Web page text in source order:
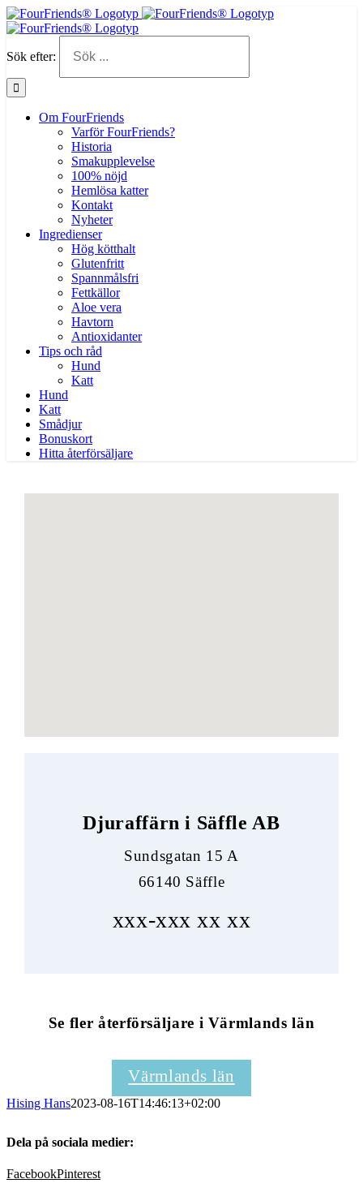
Sök efter:
Om FourFriends
Varför FourFriends?
Historia
Smakupplevelse
100% nöjd
Hemlösa katter
Kontakt
Nyheter
Ingredienser
Hög kötthalt
Glutenfritt
Spannmålsfri
Fettkällor
Aloe vera
Havtorn
Antioxidanter
Tips och råd
Hund
Katt
Hund
Katt
Smådjur
Bonuskort
Hitta återförsäljare
Djuraffärn i Säffle AB
Sundsgatan 15 A
66140 Säffle
xxx-xxx xx xx
Se fler återförsäljare i Värmlands län
Värmlands län
Hising Hans2023-08-16T14:46:13+02:00
Dela på sociala medier:
FacebookPinterest